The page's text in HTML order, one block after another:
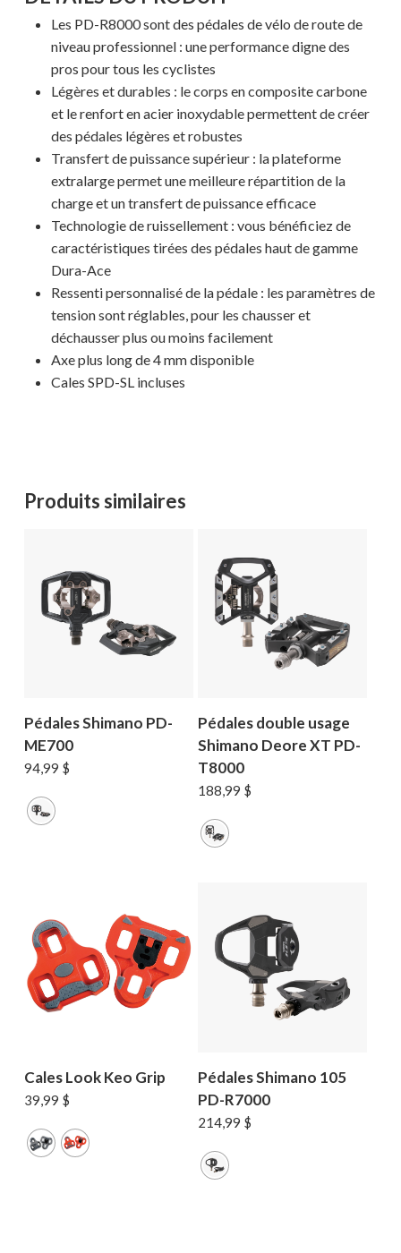
Votre panier est vide.
MAGASINER EN LIGNE
Les PD-R8000 sont des pédales de vélo de route de
niveau professionnel : une performance digne des
pros pour tous les cyclistes
Légères et durables : le corps en composite carbone
et le renfort en acier inoxydable permettent de créer
des pédales légères et robustes
Transfert de puissance supérieur : la plateforme
extralarge permet une meilleure répartition de la
charge et un transfert de puissance efficace
Technologie de ruissellement : vous bénéficiez de
caractéristiques tirées des pédales haut de gamme
Dura-Ace
Ressenti personnalisé de la pédale : les paramètres de
tension sont réglables, pour les chausser et
déchausser plus ou moins facilement
Axe plus long de 4 mm disponible
Cales SPD-SL incluses
Produits similaires
Pédales Shimano PD-
ME700
94,99 $
Pédales double usage
Shimano Deore XT PD-
T8000
188,99 $
Cales Look Keo Grip
39,99 $
Pédales Shimano 105
PD-R7000
214,99 $